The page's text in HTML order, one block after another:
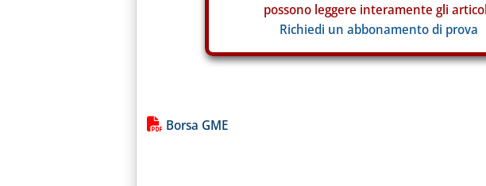
possono leggere interamente gli
Richiedi un abbonamento di prova
Lista allegati PDF alla notizia
Borsa GME